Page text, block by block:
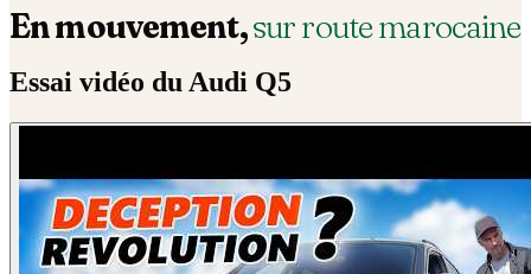
En mouvement,sur route marocaine
Essai vidéo du Audi Q5